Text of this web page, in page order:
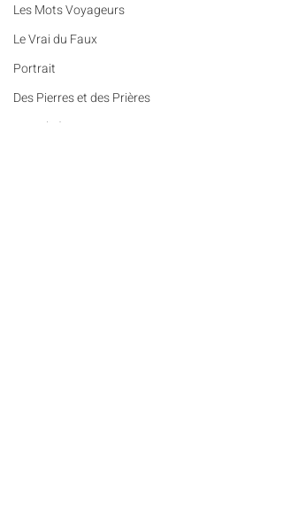
Les Mots Voyageurs
Le Vrai du Faux
Portrait
Des Pierres et des Prières
Actualité